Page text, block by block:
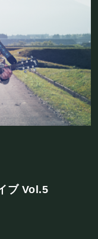
ブ Vol.5